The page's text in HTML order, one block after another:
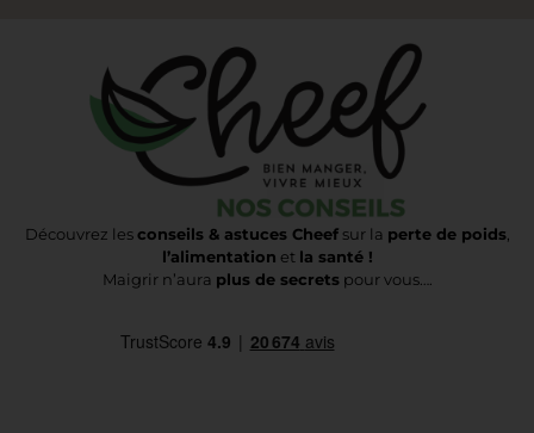
Découvrez lesconseils & astuces Cheefsur la perte de poids,
l’alimentation et la santé !
Maigrir n’aura plus de secretspour vous….